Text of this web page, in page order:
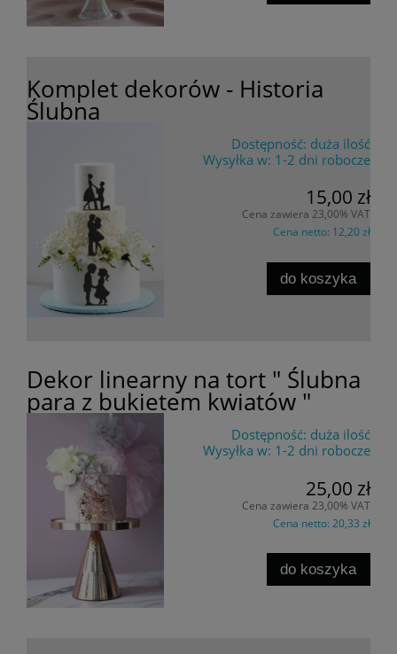
Komplet dekorów - Historia
Ślubna
Dostępność: duża ilość
Wysyłka w: 1-2 dni robocze
15,00 zł
Cena zawiera 23,00% VAT
Cena netto: 12,20 zł
do koszyka
Dekor linearny na tort " Ślubna
para z bukietem kwiatów "
Dostępność: duża ilość
Wysyłka w: 1-2 dni robocze
25,00 zł
Cena zawiera 23,00% VAT
Cena netto: 20,33 zł
do koszyka